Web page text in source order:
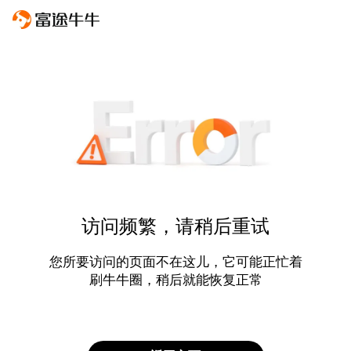
访问频繁，请稍后重试
您所要访问的页面不在这儿，它可能正忙着
刷牛牛圈，稍后就能恢复正常